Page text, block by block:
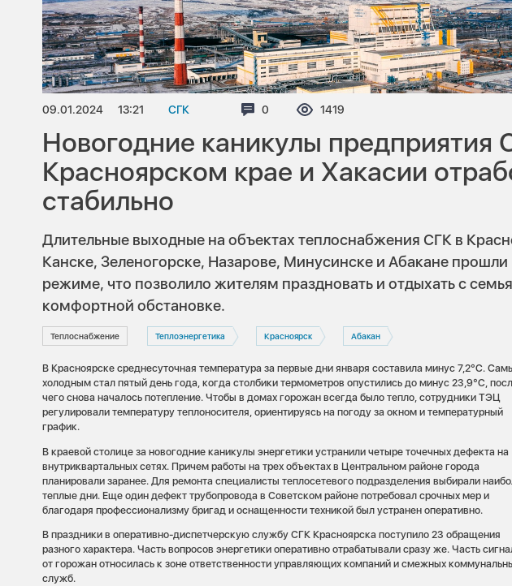
09.01.2024 13:21 СГК Комментариев:
0 Просмотров:
1419
Новогодние каникулы предприятия
Красноярском крае и Хакасии
стабильно
Длительные выходные на объектах теплоснабжения СГК в
Канске, Зеленогорске, Назарове, Минусинске и Абакане
режиме, что позволило жителям праздновать и отдыхать с
комфортной обстановке.
Теплоснабжение Теплоэнергетика Красноярск Абакан
В Красноярске среднесуточная температура за первые дни января составила минус 7,2°C.
холодным стал пятый день года, когда столбики термометров опустились до минус 23,9°C,
чего снова началось потепление. Чтобы в домах горожан всегда было тепло, сотрудники ТЭЦ
регулировали температуру теплоносителя, ориентируясь на погоду за окном и температурный
график.
В краевой столице за новогодние каникулы энергетики устранили четыре точечных дефекта на
внутриквартальных сетях. Причем работы на трех объектах в Центральном районе города
планировали заранее. Для ремонта специалисты теплосетевого подразделения выбирали
теплые дни. Еще один дефект трубопровода в Советском районе потребовал срочных мер и
благодаря профессионализму бригад и оснащенности техникой был устранен оперативно.
В праздники в оперативно-диспетчерскую службу СГК Красноярска поступило 23 обращения
разного характера. Часть вопросов энергетики оперативно отрабатывали сразу же. Часть
от горожан относилась к зоне ответственности управляющих компаний и смежных
служб.